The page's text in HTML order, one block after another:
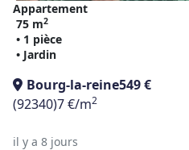
Appartement
75 m2
• 1 pièce
• Jardin
Bourg-la-reine549 €
(92340)7 €/m2
il y a 8 jours